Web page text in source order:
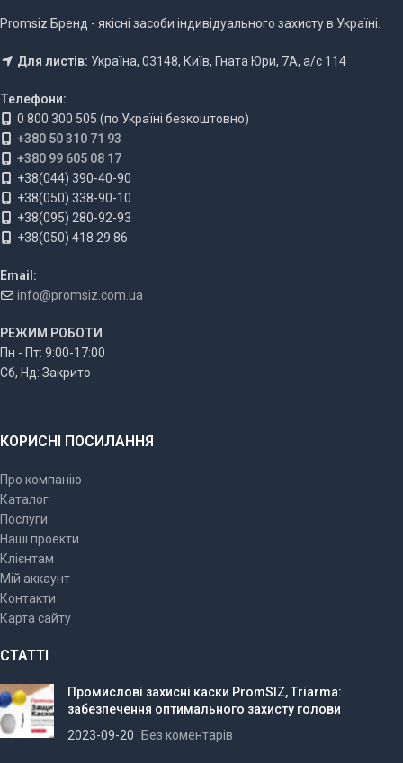
Promsiz Бренд - якісні засоби індивідуального захисту в Україні.
Для листів: Україна, 03148, Київ, Гната Юри, 7А, а/с 114
Телефони:
0 800 300 505 (по Україні безкоштовно)
+380 50 310 71 93
+380 99 605 08 17
+38(044) 390-40-90
+38(050) 338-90-10
+38(095) 280-92-93
+38(050) 418 29 86
Email:
info@promsiz.com.ua
РЕЖИМ РОБОТИ
Пн - Пт: 9:00-17:00
Сб, Нд: Закрито
КОРИСНІ ПОСИЛАННЯ
Про компанію
Каталог
Послуги
Наші проекти
Клієнтам
Мій аккаунт
Контакти
Карта сайту
СТАТТІ
Промислові захисні каски PromSIZ, Triarma:
забезпечення оптимального захисту голови
2023-09-20
Без коментарів